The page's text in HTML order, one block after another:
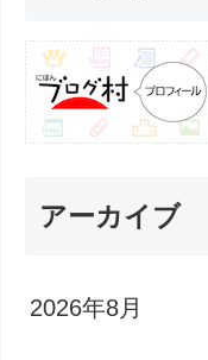
アーカイブ
2026年8月